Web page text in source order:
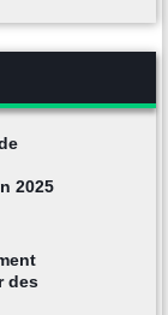
2025
des